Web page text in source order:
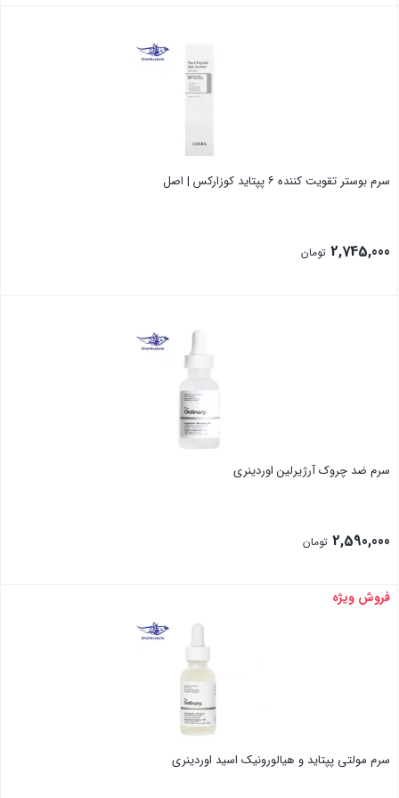
سرم بوستر تقویت کننده ۶ پپتاید کوزارکس | اصل
2,745,000 تومان
سرم ضد چروک آرژیرلین اوردینری
2,590,000 تومان
بستن
فروش ویژه
سرم مولتی پپتاید و هیالورونیک اسید اوردینری